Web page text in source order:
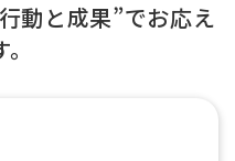
動と成果”でお応え